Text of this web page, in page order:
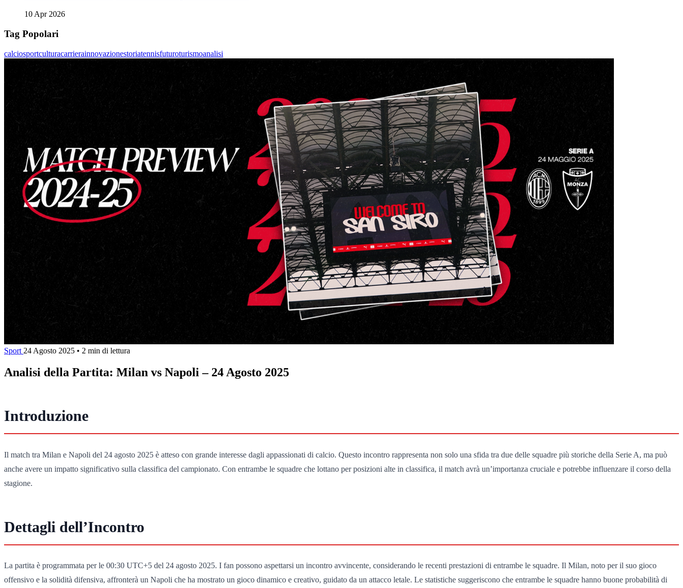
10 Apr 2026
Tag Popolari
calciosportculturacarrierainnovazionestoriatennisfuturoturismoanalisi
Sport 24 Agosto 2025 • 2 min di lettura
Analisi della Partita: Milan vs Napoli – 24 Agosto 2025
Introduzione
Il match tra Milan e Napoli del 24 agosto 2025 è atteso con grande interesse dagli appassionati di calcio. Questo incontro rappresenta non solo una sfida tra due delle squadre più storiche della Serie A, ma può
anche avere un impatto significativo sulla classifica del campionato. Con entrambe le squadre che lottano per posizioni alte in classifica, il match avrà un’importanza cruciale e potrebbe influenzare il corso della
stagione.
Dettagli dell’Incontro
La partita è programmata per le 00:30 UTC+5 del 24 agosto 2025. I fan possono aspettarsi un incontro avvincente, considerando le recenti prestazioni di entrambe le squadre. Il Milan, noto per il suo gioco
offensivo e la solidità difensiva, affronterà un Napoli che ha mostrato un gioco dinamico e creativo, guidato da un attacco letale. Le statistiche suggeriscono che entrambe le squadre hanno buone probabilità di